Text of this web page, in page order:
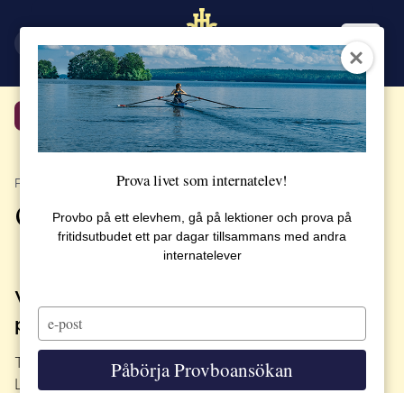
Tillbaka
PUBLICERAT 11 JANUARI 2018
Öppet Hus 27 januari
Välkommen att besöka vår vackra skola
på öppet hus 27 januari 2018
Tid: 10.00 – 14.00
Lär dig om internatlivet, skolverksamheten,
Prova livet som internatelev!
Provbo på ett elevhem, gå på lektioner och prova på
fritidsutbudet ett par dagar tillsammans med andra
internatelever
your
email
Påbörja Provboansökan